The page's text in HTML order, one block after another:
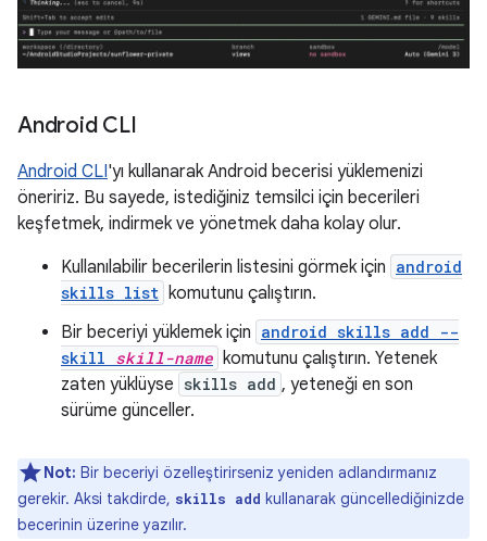
Android CLI
Android CLI'yı kullanarak Android becerisi yüklemenizi
öneririz. Bu sayede, istediğiniz temsilci için becerileri
keşfetmek, indirmek ve yönetmek daha kolay olur.
Kullanılabilir becerilerin listesini görmek için android
skills list komutunu çalıştırın.
Bir beceriyi yüklemek için android skills add --
skill skill-name komutunu çalıştırın. Yetenek
zaten yüklüyse skills add , yeteneği en son
sürüme günceller.
Not: Bir beceriyi özelleştirirseniz yeniden adlandırmanız
gerekir. Aksi takdirde, skills add kullanarak güncellediğinizde
becerinin üzerine yazılır.